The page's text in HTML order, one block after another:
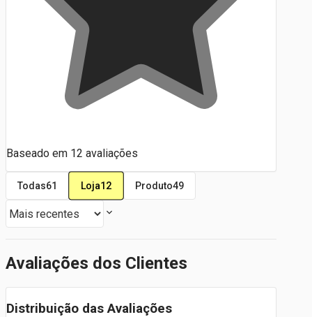
Baseado em 12 avaliações
Todas61 Loja12 Produto49
Avaliações dos Clientes
Distribuição das Avaliações